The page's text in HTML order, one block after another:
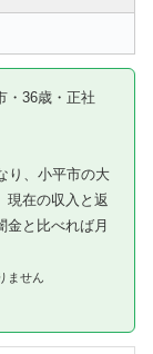
・36歳・正社
り、小平市の大
現在の収入と返
金と比べれば月
ません